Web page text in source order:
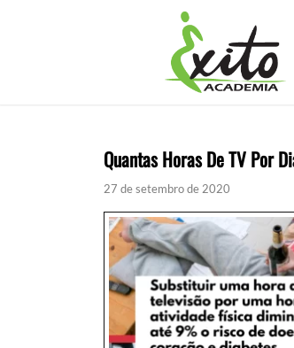
Quantas Horas De TV Por
27 de setembro de 2020